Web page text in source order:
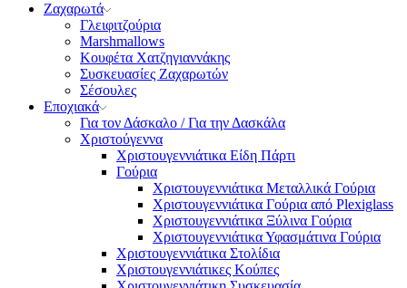
Ζαχαρωτά
Γλειφιτζούρια
Marshmallows
Κουφέτα Χατζηγιαννάκης
Συσκευασίες Ζαχαρωτών
Σέσουλες
Εποχιακά
Για τον Δάσκαλο / Για την Δασκάλα
Χριστούγεννα
Χριστουγεννιάτικα Είδη Πάρτι
Γούρια
Χριστουγεννιάτικα Μεταλλικά Γούρια
Χριστουγεννιάτικα Γούρια από Plexiglass
Χριστουγεννιάτικα Ξύλινα Γούρια
Χριστουγεννιάτικα Υφασμάτινα Γούρια
Χριστουγεννιάτικα Στολίδια
Χριστουγεννιάτικες Κούπες